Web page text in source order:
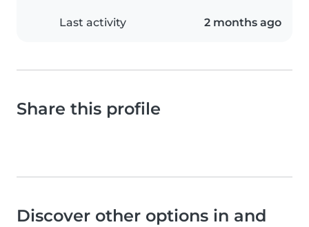
Last activity 2 months ago
Share this profile
Discover other options in and